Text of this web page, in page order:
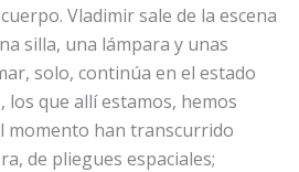
Vladimir sale de la escena
silla, una lámpara y unas
solo, continúa en el estado
los que allí estamos, hemos
momento han transcurrido
de pliegues espaciales;